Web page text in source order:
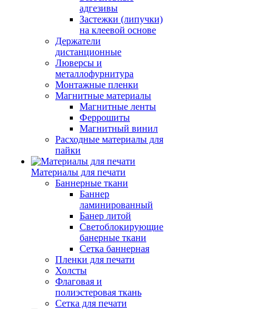
адгезивы
Застежки (липучки)
на клеевой основе
Держатели
дистанционные
Люверсы и
металлофурнитура
Монтажные пленки
Магнитные материалы
Магнитные ленты
Феррошиты
Магнитный винил
Расходные материалы для
пайки
Материалы для печати
Баннерные ткани
Баннер
ламинированный
Банер литой
Светоблокирующие
банерные ткани
Сетка баннерная
Пленки для печати
Холсты
Флаговая и
полиэстеровая ткань
Сетка для печати